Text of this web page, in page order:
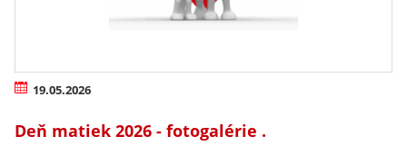
19.05.2026
Deň matiek 2026 - fotogalérie .